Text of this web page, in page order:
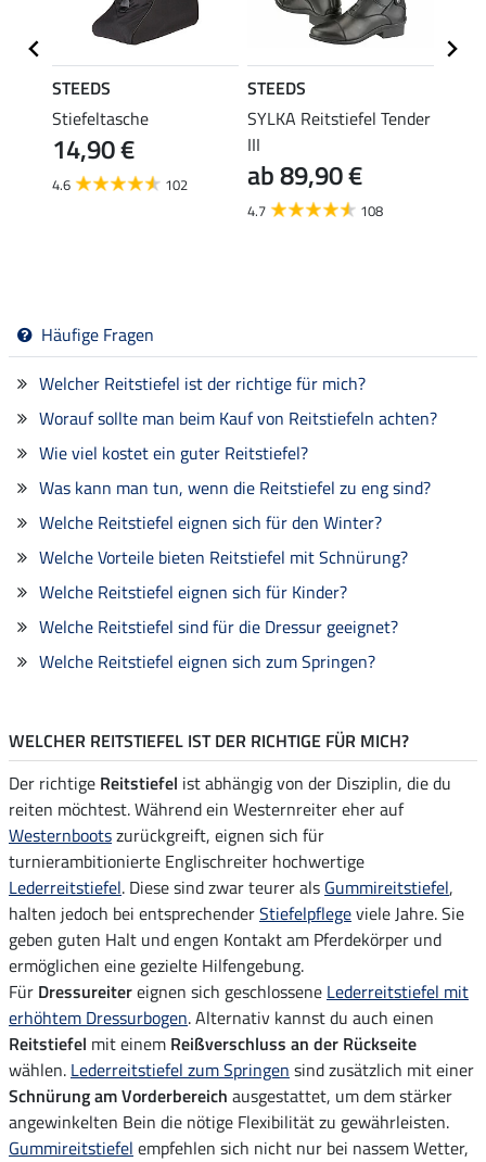
STEEDS
Stiefeltasche
14,90 €
4.6 102
STEEDS
SYLKA Reitstiefel Tender
III
ab 89,90 €
4.7 108
Häufige Fragen
Welcher Reitstiefel ist der richtige für mich?
Worauf sollte man beim Kauf von Reitstiefeln achten?
Wie viel kostet ein guter Reitstiefel?
Was kann man tun, wenn die Reitstiefel zu eng sind?
Welche Reitstiefel eignen sich für den Winter?
Welche Vorteile bieten Reitstiefel mit Schnürung?
Welche Reitstiefel eignen sich für Kinder?
Welche Reitstiefel sind für die Dressur geeignet?
Welche Reitstiefel eignen sich zum Springen?
WELCHER REITSTIEFEL IST DER RICHTIGE FÜR MICH?
Der richtige Reitstiefel ist abhängig von der Disziplin, die du
reiten möchtest. Während ein Westernreiter eher auf
Westernbootszurückgreift, eignen sich für
turnierambitionierte Englischreiter hochwertige
Lederreitstiefel. Diese sind zwar teurer als Gummireitstiefel,
halten jedoch bei entsprechenderStiefelpflegeviele Jahre. Sie
geben guten Halt und engen Kontakt am Pferdekörper und
ermöglichen eine gezielte Hilfengebung.
Für Dressureitereignen sich geschlossene Lederreitstiefel mit
erhöhtem Dressurbogen. Alternativ kannst du auch einen
Reitstiefel mit einem Reißverschluss an der Rückseite
wählen. Lederreitstiefel zum Springen sind zusätzlich mit einer
Schnürung am Vorderbereich ausgestattet, um dem stärker
angewinkelten Bein die nötige Flexibilität zu gewährleisten.
Gummireitstiefel empfehlen sich nicht nur bei nassem Wetter,